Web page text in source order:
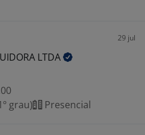
29 jul
LTDA
grau)
Presencial